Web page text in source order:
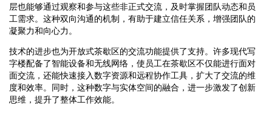
层也能够通过观察和参与这些非正式交流，及时掌握团队动态和员
工需求。这种双向沟通的机制，有助于建立信任关系，增强团队的
凝聚力和向心力。
技术的进步也为开放式茶歇区的交流功能提供了支持。许多现代写
字楼配备了智能设备和无线网络，使员工在茶歇区不仅能进行面对
面交流，还能快速接入数字资源和远程协作工具，扩大了交流的维
度和效率。同时，这种数字与实体空间的融合，进一步激发了创新
思维，提升了整体工作效能。